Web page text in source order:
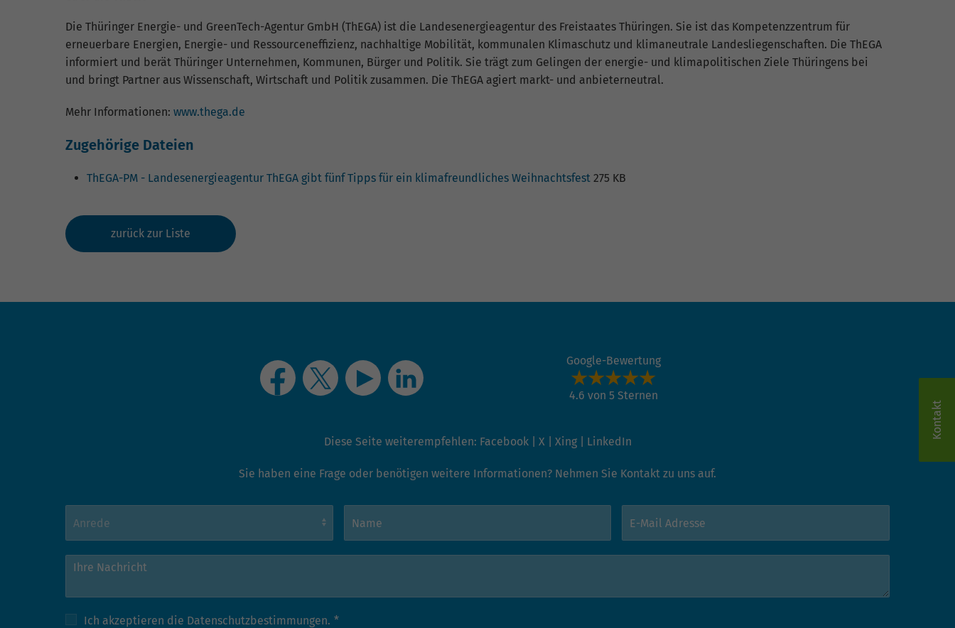
Die Thüringer Energie- und GreenTech-Agentur GmbH (ThEGA) ist die Landesenergieagentur des Freistaates Thüringen. Sie ist das Kompetenzzentrum für
erneuerbare Energien, Energie- und Ressourceneffizienz, nachhaltige Mobilität, kommunalen Klimaschutz und klimaneutrale Landesliegenschaften. Die ThEGA
informiert und berät Thüringer Unternehmen, Kommunen, Bürger und Politik. Sie trägt zum Gelingen der energie- und klimapolitischen Ziele Thüringens bei
und bringt Partner aus Wissenschaft, Wirtschaft und Politik zusammen. Die ThEGA agiert markt- und anbieterneutral.
Mehr Informationen: www.thega.de
Zugehörige Dateien
ThEGA-PM - Landesenergieagentur ThEGA gibt fünf Tipps für ein klimafreundliches Weihnachtsfest 275 KB
zurück zur Liste
Google-Bewertung
4.6 von 5 Sternen
Diese Seite weiterempfehlen: Facebook| X| Xing| LinkedIn
Sie haben eine Frage oder benötigen weitere Informationen? Nehmen Sie Kontakt zu uns auf.
Ich akzeptieren die Datenschutzbestimmungen. *
Kontakt